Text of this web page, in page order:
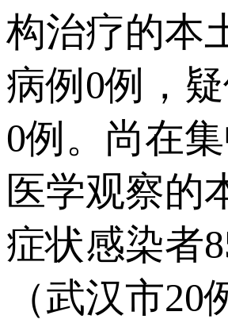
构治疗的本
病例0例，
0例。尚在
医学观察的
症状感染者
（武汉市20